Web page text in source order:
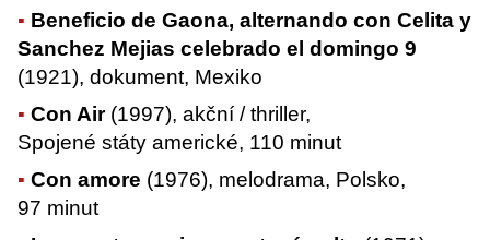
Beneficio de Gaona, alternando con Celita y
Sanchez Mejias celebrado el domingo 9
(1921), dokument, Mexiko
Con Air(1997), akční / thriller,
Spojené státy americké, 110 minut
Con amore (1976), melodrama, Polsko,
97 minut